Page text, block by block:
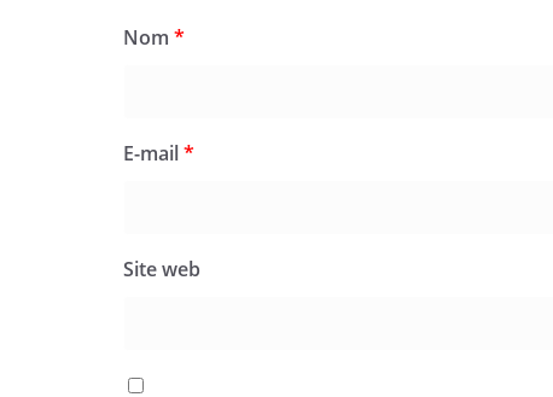
Nom *
E-mail*
Site web